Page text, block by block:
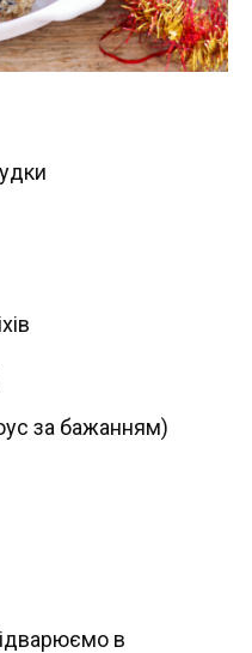
за бажанням)
в